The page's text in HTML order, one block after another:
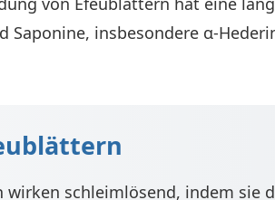
insbesondere α-
wirken schleimlösend, indem